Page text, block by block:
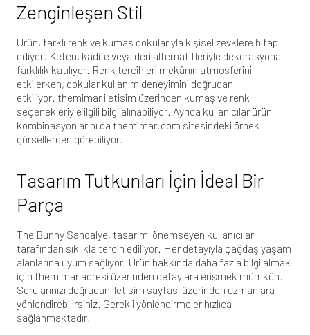
Zenginleşen Stil
Ürün, farklı renk ve kumaş dokularıyla kişisel zevklere hitap
ediyor. Keten, kadife veya deri alternatifleriyle dekorasyona
farklılık katılıyor. Renk tercihleri mekânın atmosferini
etkilerken, dokular kullanım deneyimini doğrudan
etkiliyor. themimar iletisim üzerinden kumaş ve renk
seçenekleriyle ilgili bilgi alınabiliyor. Ayrıca kullanıcılar ürün
kombinasyonlarını da themimar.com sitesindeki örnek
görsellerden görebiliyor.
Tasarım Tutkunları İçin İdeal Bir
Parça
The Bunny Sandalye, tasarımı önemseyen kullanıcılar
tarafından sıklıkla tercih ediliyor. Her detayıyla çağdaş yaşam
alanlarına uyum sağlıyor. Ürün hakkında daha fazla bilgi almak
için themimar adresi üzerinden detaylara erişmek mümkün.
Sorularınızı doğrudan iletişim sayfası üzerinden uzmanlara
yönlendirebilirsiniz. Gerekli yönlendirmeler hızlıca
sağlanmaktadır.